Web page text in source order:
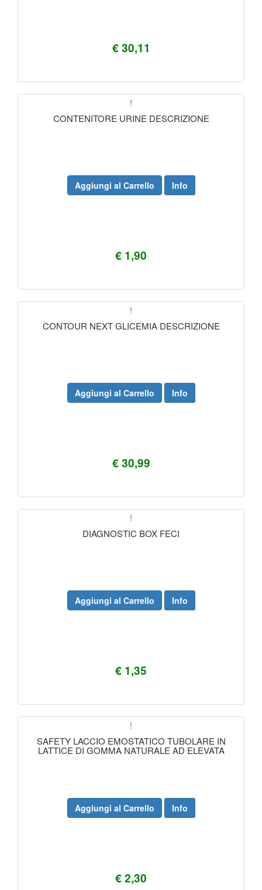
€ 30,11
!
CONTENITORE URINE DESCRIZIONE
€ 1,90
Aggiungi al Carrello Info
!
CONTOUR NEXT GLICEMIA DESCRIZIONE
€ 30,99
Aggiungi al Carrello Info
!
DIAGNOSTIC BOX FECI
€ 1,35
Aggiungi al Carrello Info
!
SAFETY LACCIO EMOSTATICO TUBOLARE IN
LATTICE DI GOMMA NATURALE AD ELEVATA
€ 2,30
Aggiungi al Carrello Info